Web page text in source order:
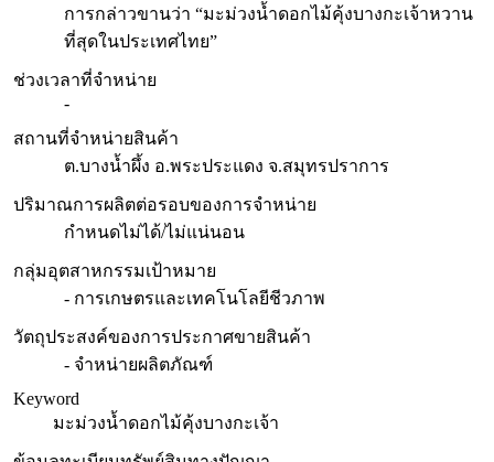
การกล่าวขานว่า “มะม่วงนํ้าดอกไม้คุ้งบางกะเจ้าหวาน
ที่สุดในประเทศไทย”
ช่วงเวลาที่จำหน่าย
-
สถานที่จำหน่ายสินค้า
ต.บางน้ำผึ้ง อ.พระประแดง จ.สมุทรปราการ
ปริมาณการผลิตต่อรอบของการจำหน่าย
กำหนดไม่ได้/ไม่แน่นอน
กลุ่มอุตสาหกรรมเป้าหมาย
- การเกษตรและเทคโนโลยีชีวภาพ
วัตถุประสงค์ของการประกาศขายสินค้า
- จำหน่ายผลิตภัณฑ์
Keyword
มะม่วงน้ำดอกไม้คุ้งบางกะเจ้า